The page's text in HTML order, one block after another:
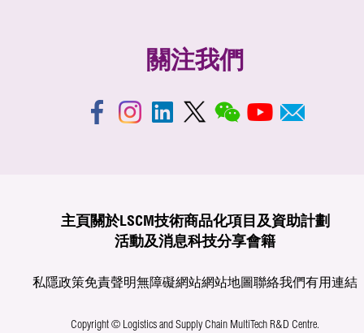
關注我們
主頁 關於LSCM技術商品化項目及資助計劃
活動及消息科技分享會籍
私隱政策免責聲明無障礙網站網站地圖聯絡我們有用連結
Copyright © Logistics and Supply Chain MultiTech R&D Centre.